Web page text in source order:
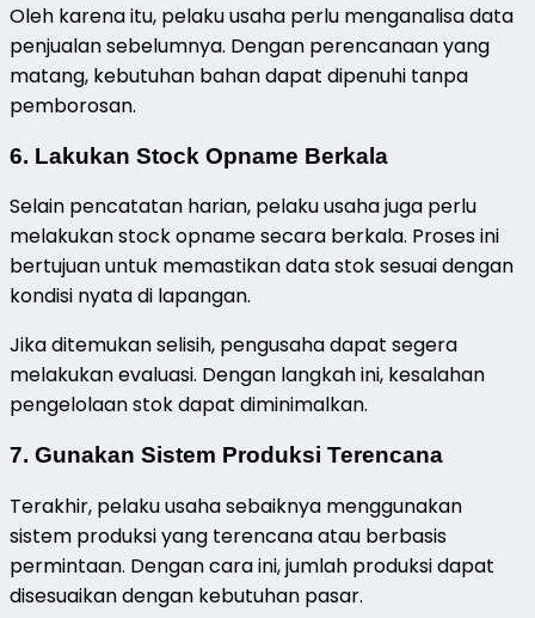
Oleh karena itu, pelaku usaha perlu menganalisa data
penjualan sebelumnya. Dengan perencanaan yang
matang, kebutuhan bahan dapat dipenuhi tanpa
pemborosan.
6. Lakukan Stock Opname Berkala
Selain pencatatan harian, pelaku usaha juga perlu
melakukan stock opname secara berkala. Proses ini
bertujuan untuk memastikan data stok sesuai dengan
kondisi nyata di lapangan.
Jika ditemukan selisih, pengusaha dapat segera
melakukan evaluasi. Dengan langkah ini, kesalahan
pengelolaan stok dapat diminimalkan.
7. Gunakan Sistem Produksi Terencana
Terakhir, pelaku usaha sebaiknya menggunakan
sistem produksi yang terencana atau berbasis
permintaan. Dengan cara ini, jumlah produksi dapat
disesuaikan dengan kebutuhan pasar.